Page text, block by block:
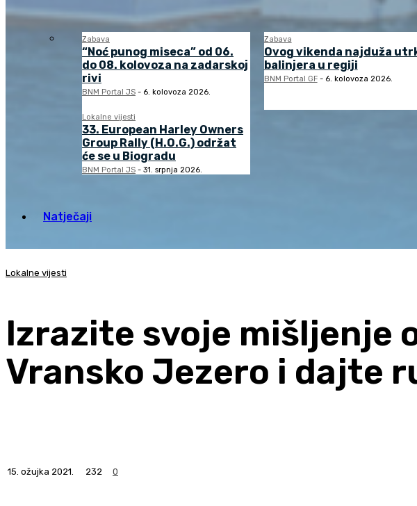
Zabava
“Noć punog miseca” od 06.
do 08. kolovoza na zadarskoj
rivi
BNM Portal JS - 6. kolovoza 2026.
Zabava
Ovog vikenda najduža
balinjera u regiji
BNM Portal GF - 6. kolovoza 2026.
Lokalne vijesti
33. European Harley Owners
Group Rally (H.O.G.) održat
će se u Biogradu
BNM Portal JS - 31. srpnja 2026.
Natječaji
Lokalne vijesti
Izrazite svoje mišljenje
Vransko Jezero i dajte
15. ožujka 2021. 232 0